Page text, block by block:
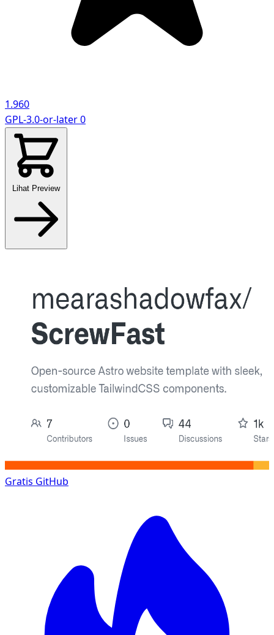
1.960
GPL-3.0-or-later0
Lihat Preview
Gratis GitHub